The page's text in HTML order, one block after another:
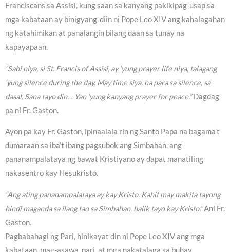
Franciscans sa Assisi, kung saan sa kanyang pakikipag-usap sa
mga kabataan ay binigyang-diin ni Pope Leo XIV ang kahalagahan
ng katahimikan at panalangin bilang daan sa tunay na
kapayapaan.
“Sabi niya, si St. Francis of Assisi, ay ‘yung prayer life niya, talagang
‘yung silence during the day. May time siya, na para sa silence, sa
dasal. Sana tayo din… Yan ‘yung kanyang prayer for peace.”Dagdag
pa ni Fr. Gaston.
Ayon pa kay Fr. Gaston, ipinaalala rin ng Santo Papa na bagama’t
dumaraan sa iba’t ibang pagsubok ang Simbahan, ang
pananampalataya ng bawat Kristiyano ay dapat manatiling
nakasentro kay Hesukristo.
“Ang ating pananampalataya ay kay Kristo. Kahit may makita tayong
hindi maganda sa ilang tao sa Simbahan, balik tayo kay Kristo.”Ani Fr.
Gaston.
Pagbabahagi ng Pari, hinikayat din ni Pope Leo XIV ang mga
kabataan, mag-asawa, pari, at mga nakatalaga sa buhay